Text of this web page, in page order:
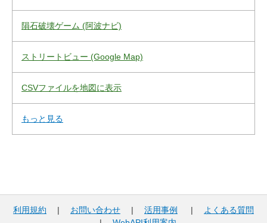
隕石破壊ゲーム (阿波ナビ)
ストリートビュー (Google Map)
CSVファイルを地図に表示
もっと見る
利用規約 | お問い合わせ | 活用事例 |
よくある質問